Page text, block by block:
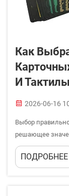
Как
И
2026-06-16
Выбор
решающее
завораживает
Независимо от
ПОДРОБНЕЕ